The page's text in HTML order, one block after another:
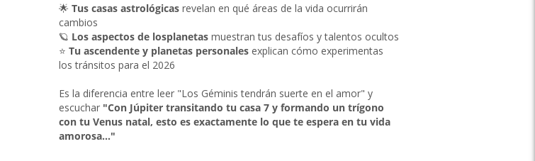
🌟 Tus casas astrológicas revelan en qué áreas de la vida ocurrirán
cambios
🪐 Los aspectos de losplanetas muestran tus desafíos y talentos ocultos
⭐ Tu ascendente y planetas personales explican cómo experimentas
los tránsitos para el 2026
Es la diferencia entre leer "Los Géminis tendrán suerte en el amor" y
escuchar "Con Júpiter transitando tu casa 7 y formando un trígono
con tu Venus natal, esto es exactamente lo que te espera en tu vida
amorosa..."